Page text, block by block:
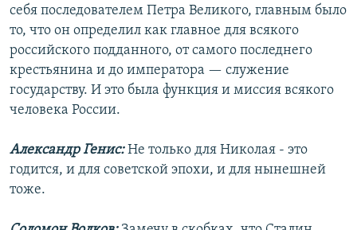
себя последователем Петра Великого, главным было
то, что он определил как главное для всякого
российского подданного, от самого последнего
крестьянина и до императора — служение
государству. И это была функция и миссия всякого
человека России.
Александр Генис:Не только для Николая - это
годится, и для советской эпохи, и для нынешней
тоже.